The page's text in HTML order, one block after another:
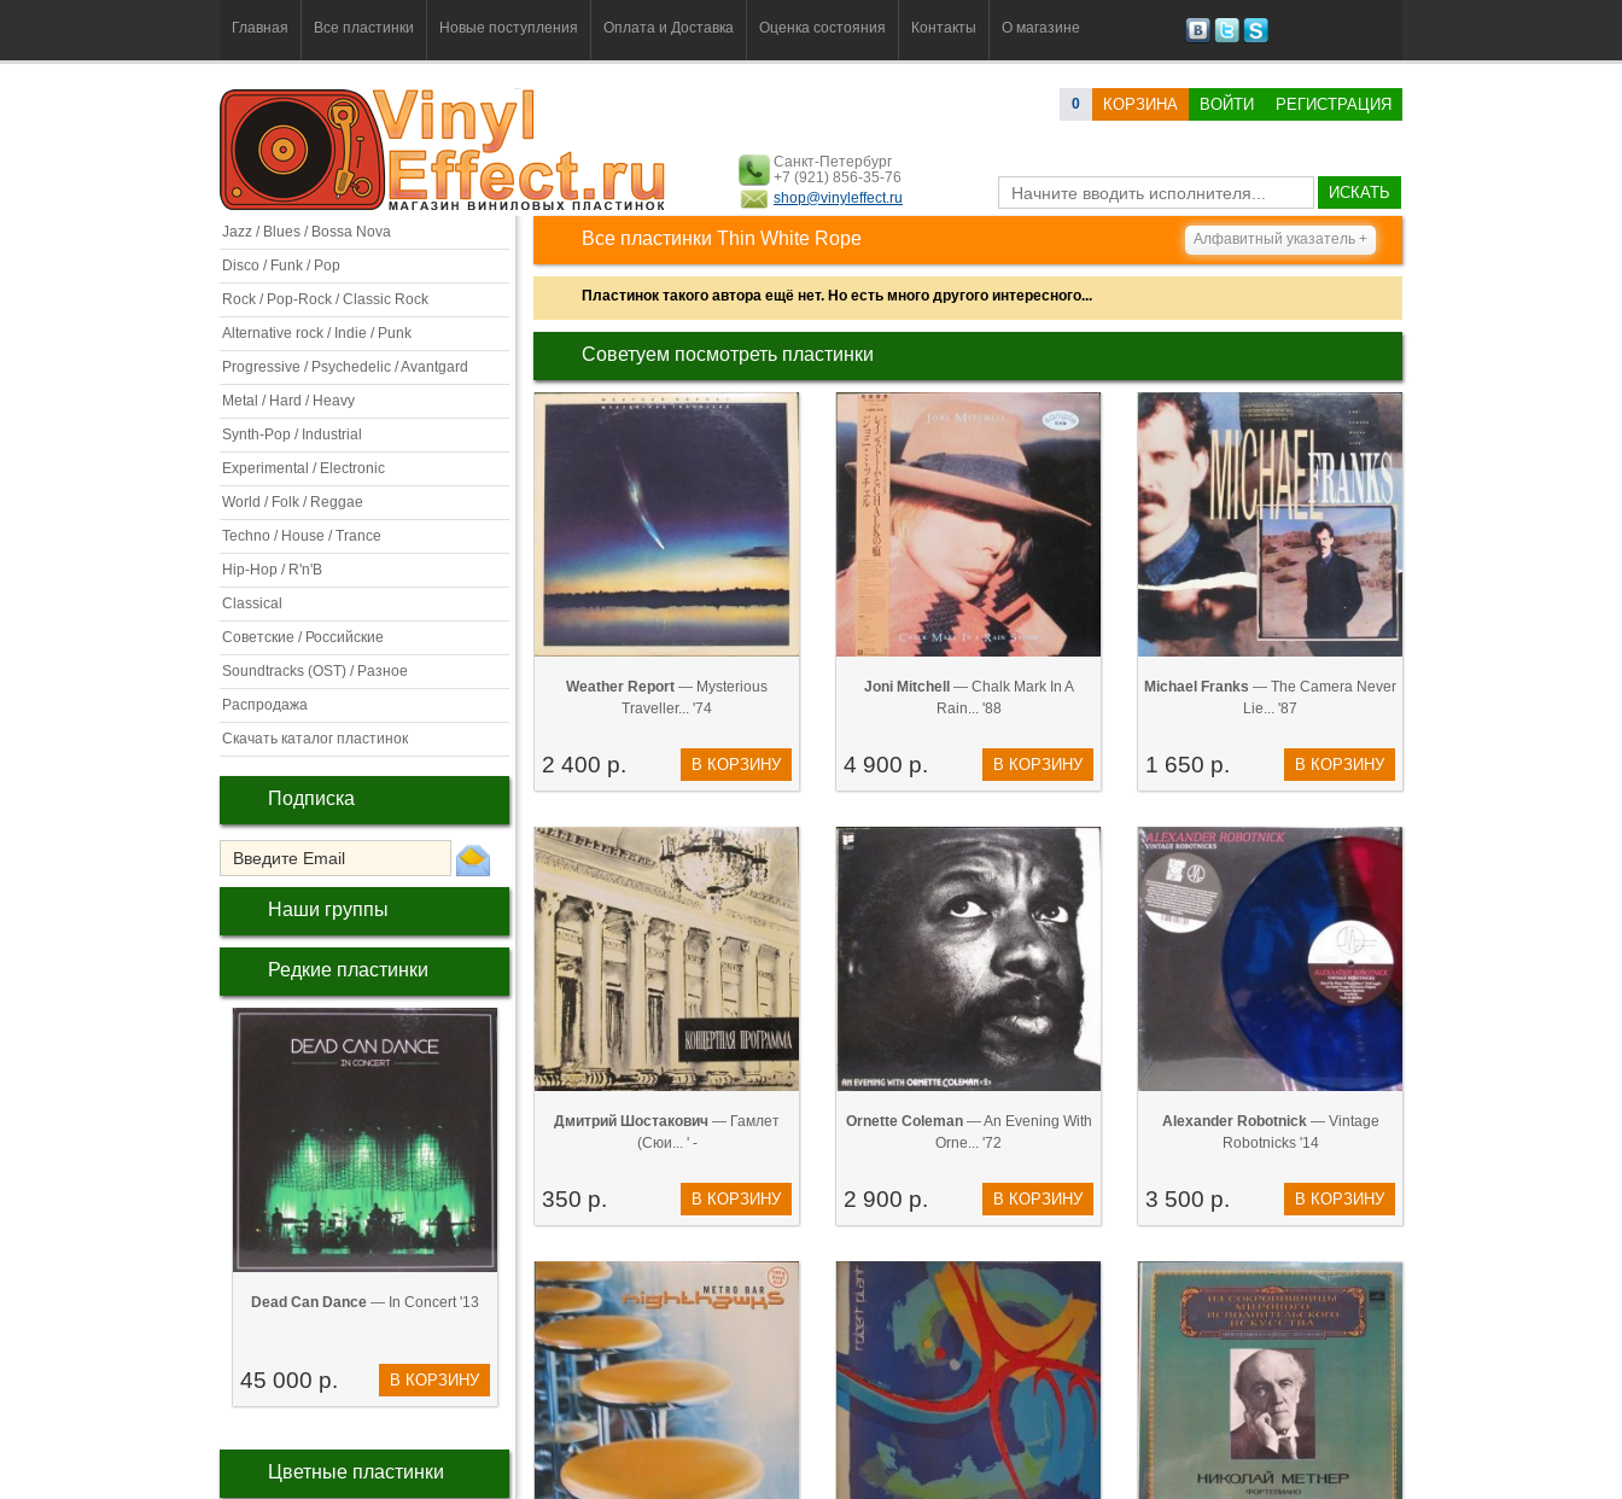
Главная Все пластинки Новые поступления Оплата и Доставка Оценка состояния Контакты О магазине
0 КОРЗИНА ВОЙТИ РЕГИСТРАЦИЯ
Санкт-Петербург
+7 (921) 856-35-76
shop@vinyleffect.ru
ИСКАТЬ
Jazz / Blues / Bossa Nova
Disco / Funk / Pop
Rock / Pop-Rock / Classic Rock
Alternative rock / Indie / Punk
Progressive / Psychedelic / Avantgard
Metal / Hard / Heavy
Synth-Pop / Industrial
Experimental / Electronic
World / Folk / Reggae
Techno / House / Trance
Hip-Hop / R'n'B
Classical
Советские / Российские
Soundtracks (OST) / Разное
Распродажа
Скачать каталог пластинок
Подписка
Наши группы
Редкие пластинки
Dead Can Dance — In Concert '13
45 000 р. В КОРЗИНУ
Цветные пластинки
Все пластинки Thin White Rope Алфавитный указатель +
Пластинок такого автора ещё нет. Но есть много другого интересного...
Советуем посмотреть пластинки
Weather Report — Mysterious
Traveller... '74
2 400 р. В КОРЗИНУ
Joni Mitchell
— Chalk Mark In A
Rain... '88
4 900 р. В КОРЗИНУ
Michael Franks — The Camera Never
Lie... '87
1 650 р. В КОРЗИНУ
Дмитрий Шостакович — Гамлет
(Сюи... ' -
350 р. В КОРЗИНУ
Ornette Coleman— An Evening With
Orne... '72
2 900 р. В КОРЗИНУ
Alexander Robotnick— Vintage
Robotnicks '14
3 500 р. В КОРЗИНУ